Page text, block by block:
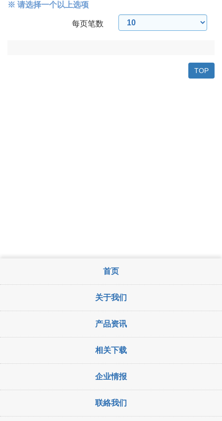
※ 请选择一个以上选项
每页笔数
TOP
首页
关于我们
产品资讯
相关下载
企业情报
联絡我们